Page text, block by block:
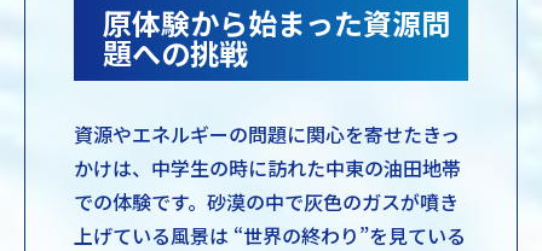
原体験から始まった資源問
題への挑戦
資源やエネルギーの問題に関心を寄せたきっ
かけは、中学生の時に訪れた中東の油田地帯
での体験です。砂漠の中で灰色のガスが噴き
上げている風景は “世界の終わり”を見ている